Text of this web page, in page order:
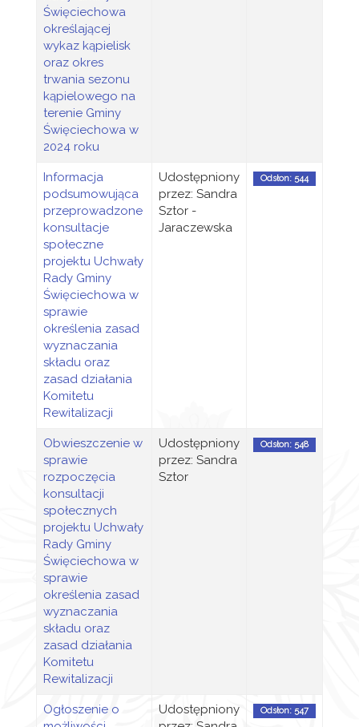
Święciechowa
określającej
wykaz kąpielisk
oraz okres
trwania sezonu
kąpielowego na
terenie Gminy
Święciechowa w
2024 roku
Informacja
podsumowująca
przeprowadzone
konsultacje
społeczne
projektu Uchwały
Rady Gminy
Święciechowa w
sprawie
określenia zasad
wyznaczania
składu oraz
zasad działania
Komitetu
Rewitalizacji
Udostępniony
przez: Sandra
Sztor -
Jaraczewska
Odsłon: 544
Obwieszczenie w
sprawie
rozpoczęcia
konsultacji
społecznych
projektu Uchwały
Rady Gminy
Święciechowa w
sprawie
określenia zasad
wyznaczania
składu oraz
zasad działania
Komitetu
Rewitalizacji
Udostępniony
przez: Sandra
Sztor
Odsłon: 548
Ogłoszenie o
Udostępniony
Odsłon: 547